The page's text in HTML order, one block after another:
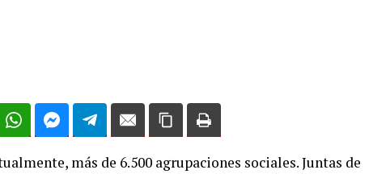
más de 6.500 agrupaciones sociales. Juntas de